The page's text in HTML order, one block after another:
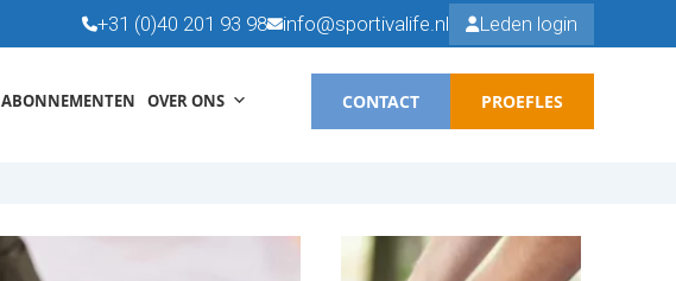
+31 (0)40 201 93 98 info@sportivalife.nl Leden login
ABONNEMENTEN OVER ONS CONTACT PROEFLES